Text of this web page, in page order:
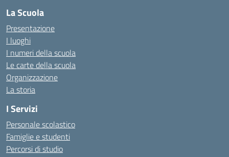
La Scuola
Presentazione
I luoghi
I numeri della scuola
Le carte della scuola
Organizzazione
La storia
I Servizi
Personale scolastico
Famiglie e studenti
Percorsi di studio